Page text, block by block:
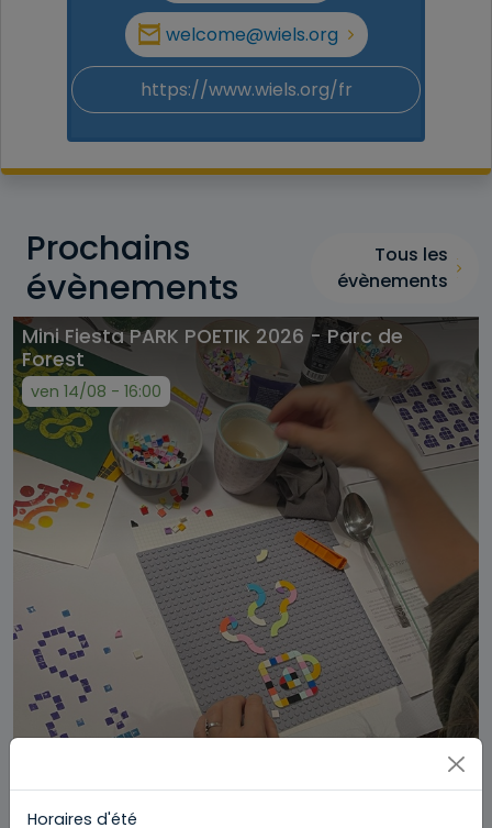
welcome@wiels.org
https://www.wiels.org/fr
Prochains
évènements
Tous les
évènements
Mini Fiesta PARK POETIK 2026 - Parc de
Forest
ven 14/08 - 16:00
Horaires d'été